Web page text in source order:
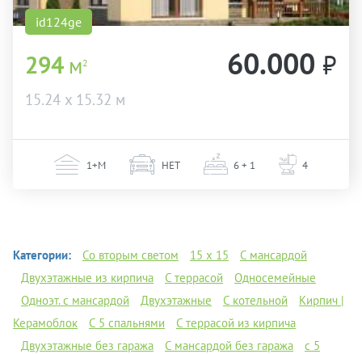
id124ge
294 м2
15.24 х 15.32 м
60.000 ₽
1+М НЕТ 6 + 1 4
Категории: Со вторым светом 15 х 15
С мансардой
Двухэтажные из кирпича
С террасой
Односемейные
Одноэт. с мансардой
Двухэтажные С котельной
Кирпич |
Керамоблок
С 5 спальнями
С террасой из кирпича
Двухэтажные без гаража
С мансардой без гаража
с 5